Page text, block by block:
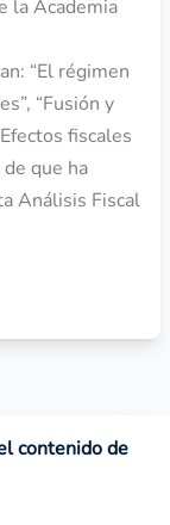
la Academia
“El régimen
“Fusión y
fiscales
que ha
Análisis Fiscal
contenido de